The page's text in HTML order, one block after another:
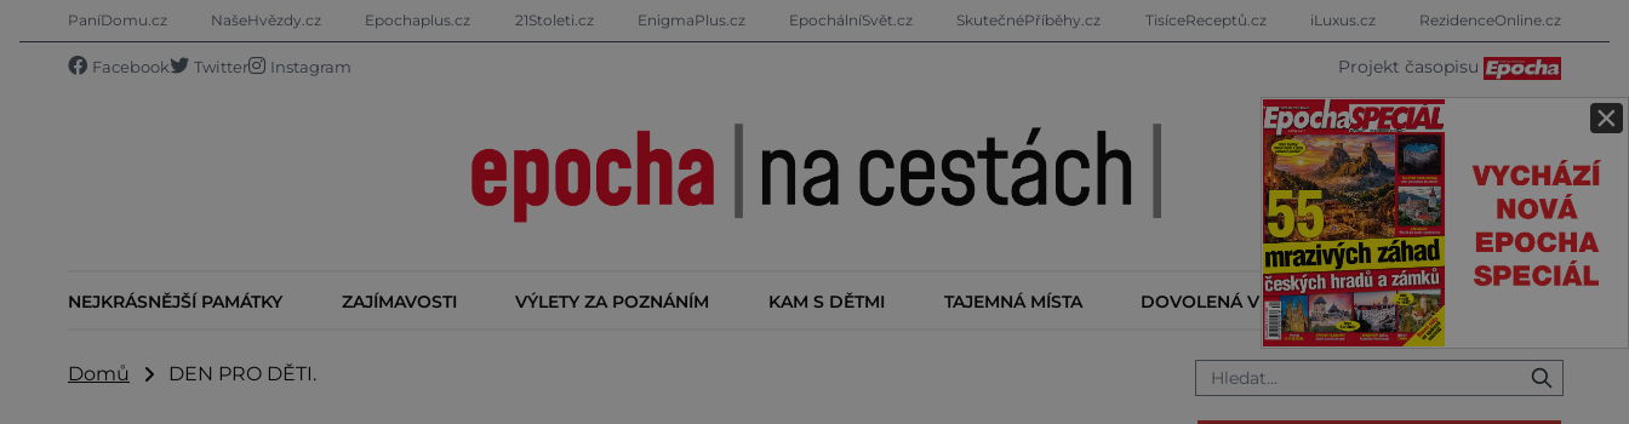
×
PaníDomu.cz NašeHvězdy.cz Epochaplus.cz 21Stoleti.cz EnigmaPlus.cz EpochálníSvět.cz SkutečnéPříběhy.cz TisíceReceptů.cz iLuxus.cz RezidenceOnline.cz
Facebook Twitter Instagram Projekt časopisu
NEJKRÁSNĚJŠÍ PAMÁTKY ZAJÍMAVOSTI VÝLETY ZA POZNÁNÍM KAM S DĚTMI TAJEMNÁ MÍSTA DOVOLENÁ V ZAHRANIČÍ KALENDÁŘ AKCÍ
Domů DEN PRO DĚTI.